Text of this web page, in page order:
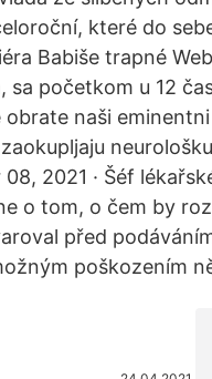
které do
Babiše trapné
početkom u 12
naši
2021 · Šéf
o tom, o čem by
před
poškozením